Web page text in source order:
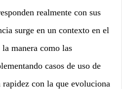
realmente con sus
surge en un contexto en el
manera como las
casos de uso de
con la que evoluciona